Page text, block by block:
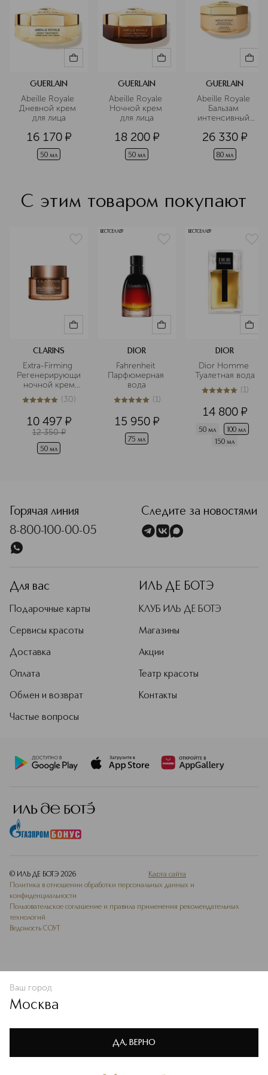
Политике конфиденциальности
GUERLAIN
Abeille Royale
Дневной крем
для лица
16 170 ¤
50 мл
GUERLAIN
Abeille Royale
Ночной крем
для лица
18 200 ¤
50 мл
GUERLAIN
Abeille Royale
Бальзам
интенсивный
омолаживающий
26 330 ¤
80 мл
С этим товаром покупают
CLARINS
Extra-Firming
Регенерирующий
ночной крем
для лица для
любого типа
5из 530 (30)
10 497 ¤
12 350 ¤
50 мл
БЕСТСЕЛЛЕР
DIOR
Fahrenheit
Парфюмерная
вода
5из 51 (1)
15 950 ¤
75 мл
БЕСТСЕЛЛЕР
DIOR
Dior Homme
Туалетная вода
5из 51 (1)
14 800 ¤
50 мл
100 мл
150 мл
В КОРЗИНУ
Горячая линия
8-800-100-00-05
Следите за новостями
Для вас
Подарочные карты
Сервисы красоты
Доставка
Оплата
Обмен и возврат
Частые вопросы
ИЛЬ ДЕ БОТЭ
КЛУБ ИЛЬ ДЕ БОТЭ
Магазины
Акции
Театр красоты
Контакты
© ИЛЬ ДЕ БОТЭ 2026
Карта сайта
Политика в отношении обработки персональных данных и
конфиденциальности
Пользовательское соглашение и правила применения рекомендательных
технологий
Ведомость СОУТ
Ваш город
Москва
ДА, ВЕРНО